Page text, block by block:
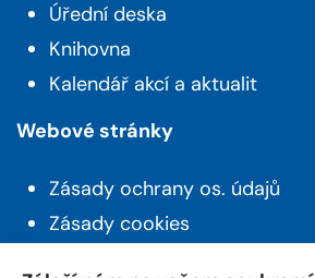
Úřední deska
Knihovna
Kalendář akcí a aktualit
Webové stránky
Zásady ochrany os. údajů
Zásady cookies